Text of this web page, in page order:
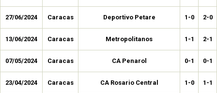
27/06/2024 Caracas Deportivo Petare 1-0 2-0
13/06/2024 Caracas Metropolitanos 1-1 2-1
07/05/2024 Caracas CA Penarol 0-1 0-1
23/04/2024 Caracas CA Rosario Central 1-0 1-1